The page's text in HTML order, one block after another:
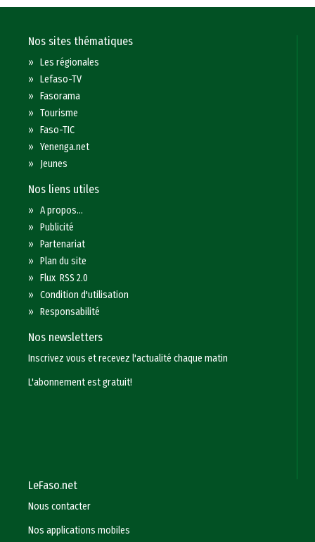
Nos sites thématiques
»Les régionales
»Lefaso-TV
»Fasorama
»Tourisme
»Faso-TIC
»Yenenga.net
» Jeunes
Nos liens utiles
»A propos...
»Publicité
»Partenariat
»Plan du site
»Flux RSS 2.0
»Condition d'utilisation
»Responsabilité
Nos newsletters
Inscrivez vous et recevez l'actualité chaque matin
L'abonnement est gratuit!
LeFaso.net
Nous contacter
Nos applications mobiles